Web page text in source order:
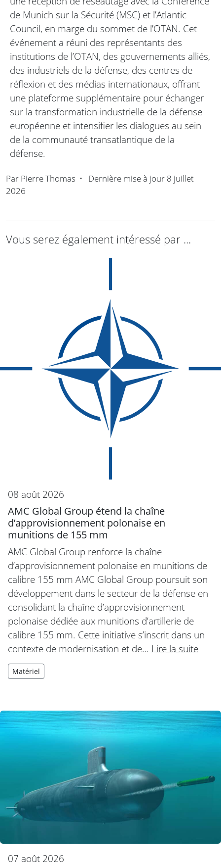
de Munich sur la Sécurité (MSC) et l’Atlantic
Council, en marge du sommet de l’OTAN. Cet
événement a réuni des représentants des
institutions de l’OTAN, des gouvernements alliés,
des industriels de la défense, des centres de
réflexion et des médias internationaux, offrant
une plateforme supplémentaire pour échanger
sur la transformation industrielle de la défense
européenne et intensifier les dialogues au sein
de la communauté transatlantique de la
défense.
Par Pierre Thomas • Dernière mise à jour 8 juillet
2026
Vous serez également intéressé par ...
08 août 2026
AMC Global Group étend la chaîne
d’approvisionnement polonaise en
munitions de 155 mm
AMC Global Group renforce la chaîne
d’approvisionnement polonaise en munitions de
calibre 155 mm AMC Global Group poursuit son
développement dans le secteur de la défense en
consolidant la chaîne d’approvisionnement
polonaise dédiée aux munitions d’artillerie de
calibre 155 mm. Cette initiative s’inscrit dans un
contexte de modernisation et de… Lire la suite
Matériel
07 août 2026